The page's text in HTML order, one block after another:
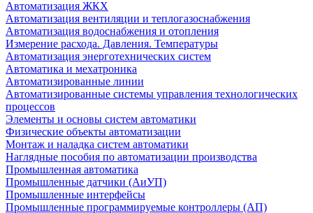
Автоматизация ЖКХ
Автоматизация вентиляции и теплогазоснабжения
Автоматизация водоснабжения и отопления
Измерение расхода. Давления. Температуры
Автоматизация энерготехнических систем
Автоматика и мехатроника
Автоматизированные линии
Автоматизированные системы управления технологических
процессов
Элементы и основы систем автоматики
Физические объекты автоматизации
Монтаж и наладка систем автоматики
Наглядные пособия по автоматизации производства
Промышленная автоматика
Промышленные датчики (АиУП)
Промышленные интерфейсы
Промышленные программируемые контроллеры (АП)